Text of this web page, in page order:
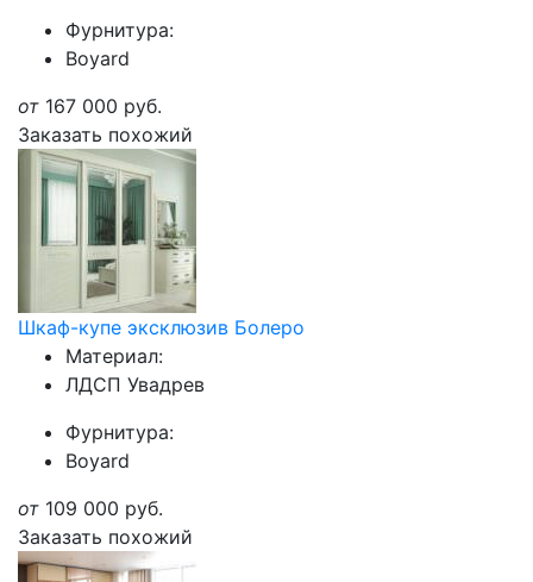
Фурнитура:
Boyard
от 167 000 руб.
Заказать похожий
Шкаф-купе эксклюзив Болеро
Материал:
ЛДСП Увадрев
Фурнитура:
Boyard
от 109 000 руб.
Заказать похожий